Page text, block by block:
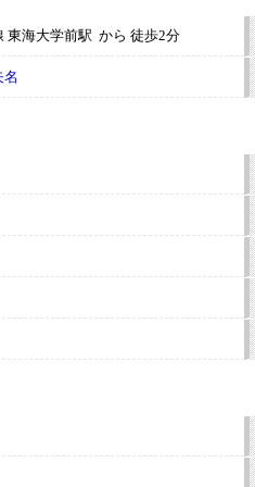
東海大学前駅 から 徒歩2分
名